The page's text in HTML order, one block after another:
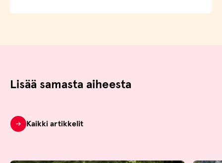
Lisää samasta aiheesta
Kaikki artikkelit